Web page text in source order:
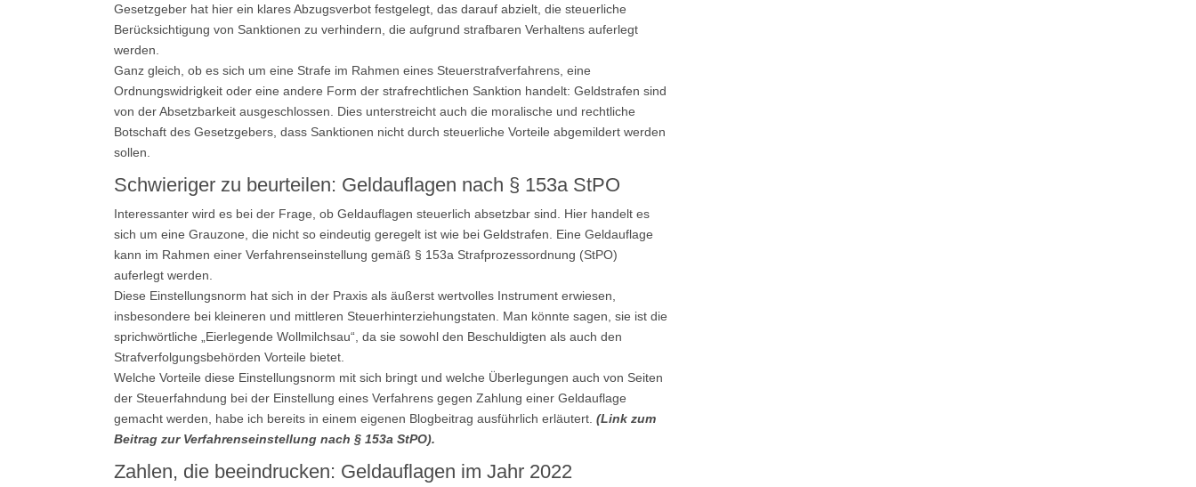
Gesetzgeber hat hier ein klares Abzugsverbot festgelegt, das darauf abzielt, die steuerliche
Berücksichtigung von Sanktionen zu verhindern, die aufgrund strafbaren Verhaltens auferlegt
werden.
Ganz gleich, ob es sich um eine Strafe im Rahmen eines Steuerstrafverfahrens, eine
Ordnungswidrigkeit oder eine andere Form der strafrechtlichen Sanktion handelt: Geldstrafen sind
von der Absetzbarkeit ausgeschlossen. Dies unterstreicht auch die moralische und rechtliche
Botschaft des Gesetzgebers, dass Sanktionen nicht durch steuerliche Vorteile abgemildert werden
sollen.
Schwieriger zu beurteilen: Geldauflagen nach § 153a StPO
Interessanter wird es bei der Frage, ob Geldauflagen steuerlich absetzbar sind. Hier handelt es
sich um eine Grauzone, die nicht so eindeutig geregelt ist wie bei Geldstrafen. Eine Geldauflage
kann im Rahmen einer Verfahrenseinstellung gemäß § 153a Strafprozessordnung (StPO)
auferlegt werden.
Diese Einstellungsnorm hat sich in der Praxis als äußerst wertvolles Instrument erwiesen,
insbesondere bei kleineren und mittleren Steuerhinterziehungstaten. Man könnte sagen, sie ist die
sprichwörtliche „Eierlegende Wollmilchsau“, da sie sowohl den Beschuldigten als auch den
Strafverfolgungsbehörden Vorteile bietet.
Welche Vorteile diese Einstellungsnorm mit sich bringt und welche Überlegungen auch von Seiten
der Steuerfahndung bei der Einstellung eines Verfahrens gegen Zahlung einer Geldauflage
gemacht werden, habe ich bereits in einem eigenen Blogbeitrag ausführlich erläutert. (Link zum
Beitrag zur Verfahrenseinstellung nach § 153a StPO).
Zahlen, die beeindrucken: Geldauflagen im Jahr 2022